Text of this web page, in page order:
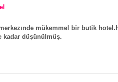
mükemmel bir butik
kadar düşünülmüş.